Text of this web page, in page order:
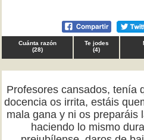
Cuánta razón
(28)
Te jodes
(4)
Profesores cansados, tenía
docencia os irrita, estáis
mala gana y ni os preparáis
haciendo lo mismo